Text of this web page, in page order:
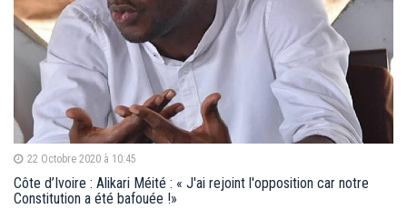
22 Octobre 2020 à 10:45
Côte d’Ivoire : Alikari Méité : « J'ai rejoint l'opposition car notre
Constitution a été bafouée !»